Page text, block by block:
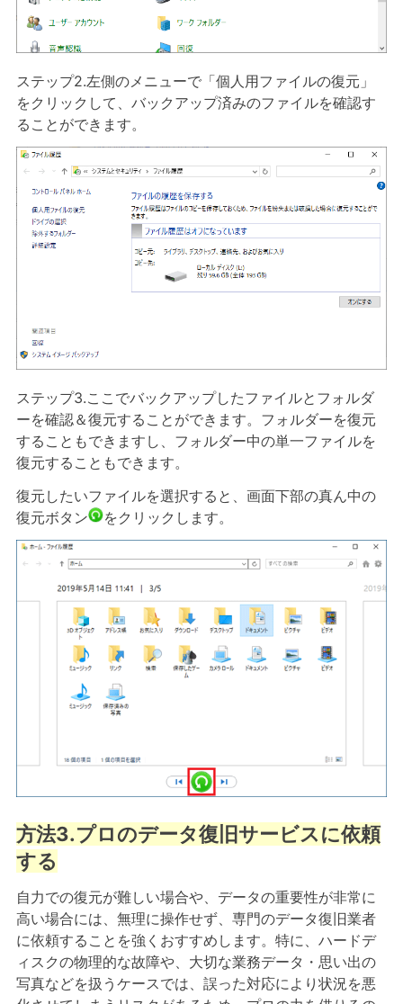
ステップ2.左側のメニューで「個人用ファイルの復元」
をクリックして、バックアップ済みのファイルを確認す
ることができます。
ステップ3.ここでバックアップしたファイルとフォルダ
ーを確認＆復元することができます。フォルダーを復元
することもできますし、フォルダー中の単一ファイルを
復元することもできます。
復元したいファイルを選択すると、画面下部の真ん中の
復元ボタン
をクリックします。
方法3.プロのデータ復旧サービスに依頼
する
自力での復元が難しい場合や、データの重要性が非常に
高い場合には、無理に操作せず、専門のデータ復旧業者
に依頼することを強くおすすめします。特に、ハードデ
ィスクの物理的な故障や、大切な業務データ・思い出の
写真などを扱うケースでは、誤った対応により状況を悪